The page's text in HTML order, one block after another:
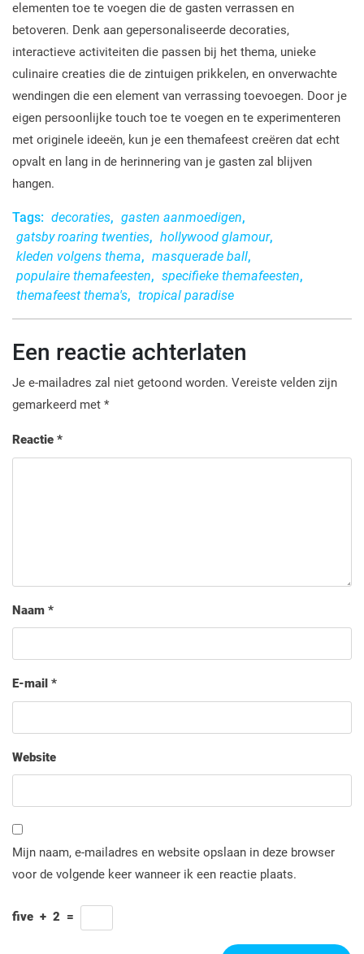
elementen toe te voegen die de gasten verrassen en
betoveren. Denk aan gepersonaliseerde decoraties,
interactieve activiteiten die passen bij het thema, unieke
culinaire creaties die de zintuigen prikkelen, en onverwachte
wendingen die een element van verrassing toevoegen. Door je
eigen persoonlijke touch toe te voegen en te experimenteren
met originele ideeën, kun je een themafeest creëren dat echt
opvalt en lang in de herinnering van je gasten zal blijven
hangen.
Tags: decoraties, gasten aanmoedigen,
gatsby roaring twenties, hollywood glamour,
kleden volgens thema, masquerade ball,
populaire themafeesten, specifieke themafeesten,
themafeest thema's, tropical paradise
Een reactie achterlaten
Je e-mailadres zal niet getoond worden. Vereiste velden zijn
gemarkeerd met *
Reactie *
Naam *
E-mail *
Website
Mijn naam, e-mailadres en website opslaan in deze browser
voor de volgende keer wanneer ik een reactie plaats.
five + 2 =